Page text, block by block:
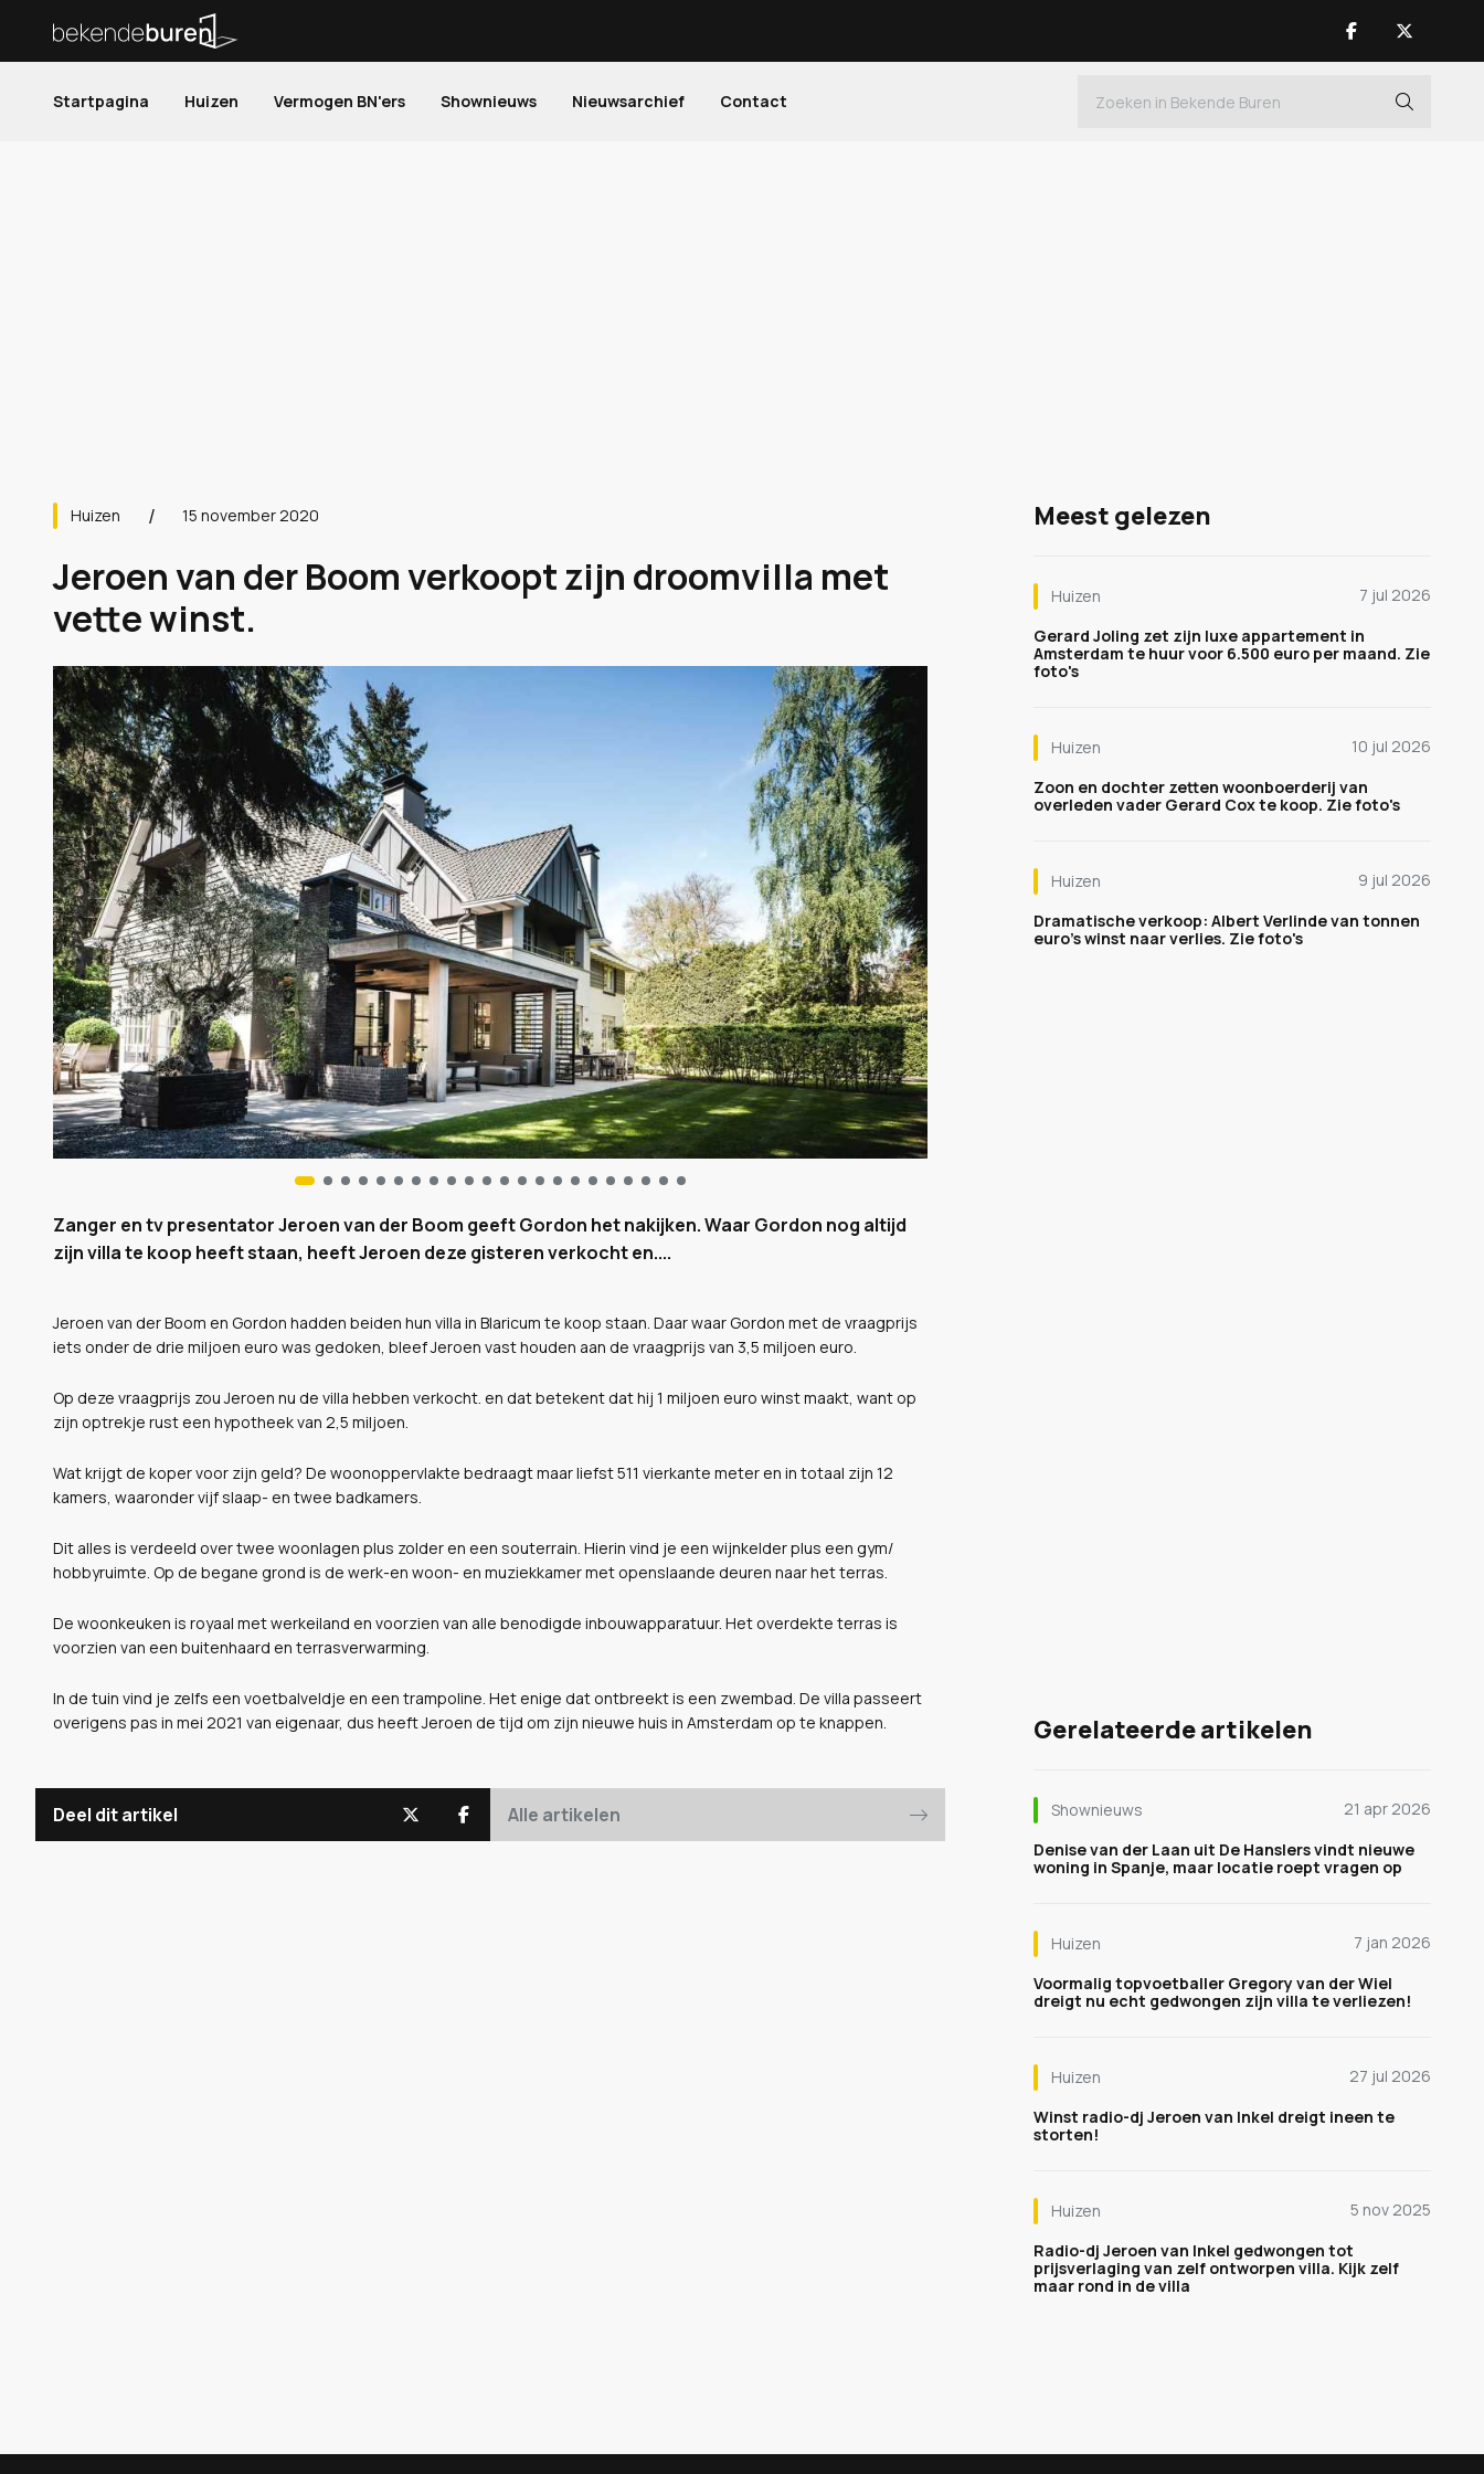
Startpagina Huizen Vermogen BN'ers Shownieuws Nieuwsarchief Contact
Huizen 15 november 2020
Jeroen van der Boom verkoopt zijn droomvilla met
vette winst.
Zanger en tv presentator Jeroen van der Boom geeft Gordon het nakijken. Waar Gordon nog altijd
zijn villa te koop heeft staan, heeft Jeroen deze gisteren verkocht en....
Jeroen van der Boom en Gordon hadden beiden hun villa in Blaricum te koop staan. Daar waar Gordon met de vraagprijs
iets onder de drie miljoen euro was gedoken, bleef Jeroen vast houden aan de vraagprijs van 3,5 miljoen euro.
Op deze vraagprijs zou Jeroen nu de villa hebben verkocht. en dat betekent dat hij 1 miljoen euro winst maakt, want op
zijn optrekje rust een hypotheek van 2,5 miljoen.
Wat krijgt de koper voor zijn geld? De woonoppervlakte bedraagt maar liefst 511 vierkante meter en in totaal zijn 12
kamers, waaronder vijf slaap- en twee badkamers.
Dit alles is verdeeld over twee woonlagen plus zolder en een souterrain. Hierin vind je een wijnkelder plus een gym/
hobbyruimte. Op de begane grond is de werk-en woon- en muziekkamer met openslaande deuren naar het terras.
De woonkeuken is royaal met werkeiland en voorzien van alle benodigde inbouwapparatuur. Het overdekte terras is
voorzien van een buitenhaard en terrasverwarming.
In de tuin vind je zelfs een voetbalveldje en een trampoline. Het enige dat ontbreekt is een zwembad. De villa passeert
overigens pas in mei 2021 van eigenaar, dus heeft Jeroen de tijd om zijn nieuwe huis in Amsterdam op te knappen.
Deel dit artikel Alle artikelen
Meest gelezen
Huizen
7 jul 2026
Gerard Joling zet zijn luxe appartement in
Amsterdam te huur voor 6.500 euro per maand. Zie
foto's
Huizen
10 jul 2026
Zoon en dochter zetten woonboerderij van
overleden vader Gerard Cox te koop. Zie foto's
Huizen
9 jul 2026
Dramatische verkoop: Albert Verlinde van tonnen
euro's winst naar verlies. Zie foto's
Gerelateerde artikelen
Shownieuws
21 apr 2026
Denise van der Laan uit De Hanslers vindt nieuwe
woning in Spanje, maar locatie roept vragen op
Huizen
7 jan 2026
Voormalig topvoetballer Gregory van der Wiel
dreigt nu echt gedwongen zijn villa te verliezen!
Huizen
27 jul 2026
Winst radio-dj Jeroen van Inkel dreigt ineen te
storten!
Huizen
5 nov 2025
Radio-dj Jeroen van Inkel gedwongen tot
prijsverlaging van zelf ontworpen villa. Kijk zelf
maar rond in de villa